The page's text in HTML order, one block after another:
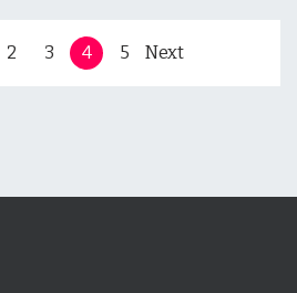
2 3 4 5 Next